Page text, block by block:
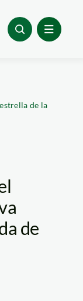
de la
de